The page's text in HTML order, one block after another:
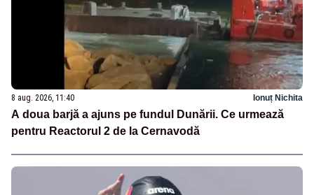
8 aug. 2026, 11:40 Ionuț Nichita
A doua barjă a ajuns pe fundul Dunării. Ce urmează
pentru Reactorul 2 de la Cernavodă